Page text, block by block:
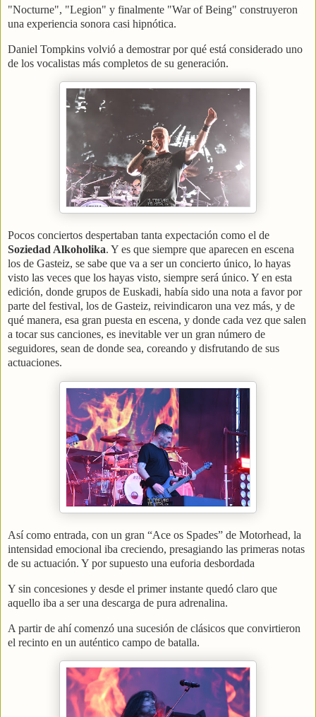
"Nocturne", "Legion" y finalmente "War of Being" construyeron
una experiencia sonora casi hipnótica.
Daniel Tompkins volvió a demostrar por qué está considerado uno
de los vocalistas más completos de su generación.
Pocos conciertos despertaban tanta expectación como el de
Soziedad Alkoholika. Y es que siempre que aparecen en escena
los de Gasteiz, se sabe que va a ser un concierto único, lo hayas
visto las veces que los hayas visto, siempre será único. Y en esta
edición, donde grupos de Euskadi, había sido una nota a favor por
parte del festival, los de Gasteiz, reivindicaron una vez más, y de
qué manera, esa gran puesta en escena, y donde cada vez que salen
a tocar sus canciones, es inevitable ver un gran número de
seguidores, sean de donde sea, coreando y disfrutando de sus
actuaciones.
Así como entrada, con un gran “Ace os Spades” de Motorhead, la
intensidad emocional iba creciendo, presagiando las primeras notas
de su actuación. Y por supuesto una euforia desbordada
Y sin concesiones y desde el primer instante quedó claro que
aquello iba a ser una descarga de pura adrenalina.
A partir de ahí comenzó una sucesión de clásicos que convirtieron
el recinto en un auténtico campo de batalla.